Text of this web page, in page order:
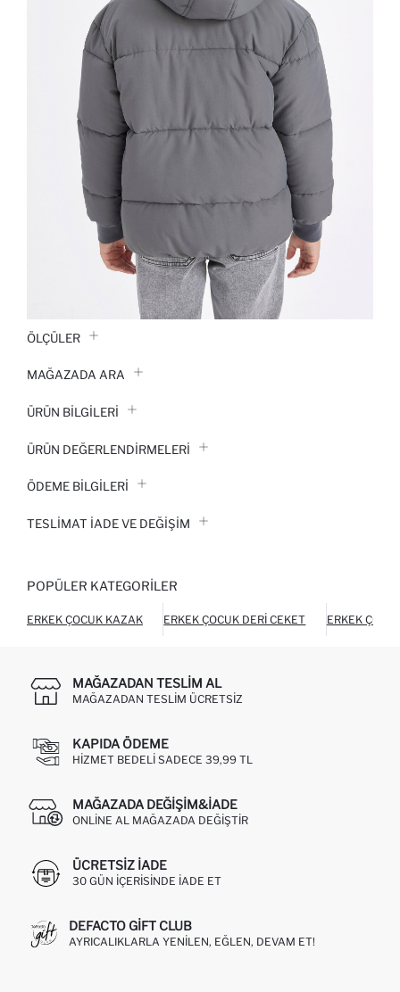
ÖLÇÜLER
MAĞAZADA ARA
ÜRÜN BILGILERI
ÜRÜN DEĞERLENDİRMELERİ
ÖDEME BİLGİLERİ
TESLIMAT İADE VE DEĞIŞIM
POPÜLER KATEGORILER
ERKEK ÇOCUK KAZAK ERKEK ÇOCUK DERI CEKET ERKEK
MAĞAZADAN TESLIM AL
MAĞAZADAN TESLIM ÜCRETSIZ
KAPIDA ÖDEME
HIZMET BEDELI SADECE 39,99 TL
MAĞAZADA DEĞIŞIM&İADE
ONLINE AL MAĞAZADA DEĞIŞTIR
ÜCRETSIZ IADE
30 GÜN IÇERISINDE IADE ET
DEFACTO GIFT CLUB
AYRICALIKLARLA YENILEN, EĞLEN, DEVAM ET!